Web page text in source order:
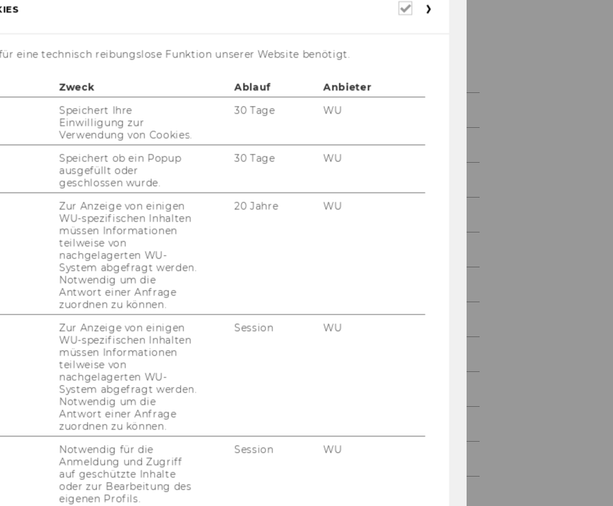
aktuell nur auf Englisch verfügbar.
Teaching and Research
Assistant
(Vi­en­na Uni­ver­si­ty of Eco­no­mics and
of In­for­ma­ti­on Sys­tems and
Ma­nage­ment
for Data, Pro­cess and Know­ledge
D2, 3rd Floor
1, 1020 Vi­en­na, Aus­tria
in/se­man­tic/
Team
Alexander Kaiser
Florian Kragulj
Wolfgang Panny
Erforderliche
eine technisch reibungslose Funktion unserer Website benötigt.
Zweck Ablauf
Anbieter
Speichert Ihre
Einwilligung zur
Verwendung von Cookies.
30 Tage WU
Speichert ob ein Popup
ausgefüllt oder
geschlossen wurde.
30 Tage WU
Zur Anzeige von einigen
WU-spezifischen Inhalten
müssen Informationen
teilweise von
nachgelagerten WU-
System abgefragt werden.
Notwendig um die
Antwort einer Anfrage
zuordnen zu können.
20 Jahre WU
Zur Anzeige von einigen
WU-spezifischen Inhalten
müssen Informationen
teilweise von
nachgelagerten WU-
System abgefragt werden.
Notwendig um die
Antwort einer Anfrage
zuordnen zu können.
Session WU
Notwendig für die
Anmeldung und Zugriff
auf geschützte Inhalte
oder zur Bearbeitung des
eigenen Profils.
Session WU